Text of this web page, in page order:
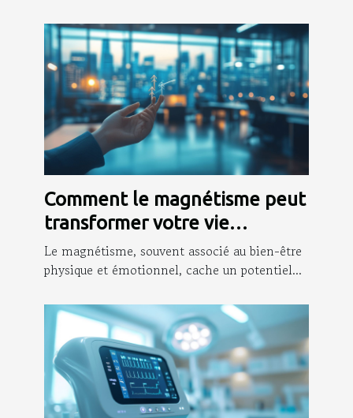
Comment le magnétisme peut
transformer votre vie
professionnelle ?
Le magnétisme, souvent associé au bien-être
physique et émotionnel, cache un potentiel...